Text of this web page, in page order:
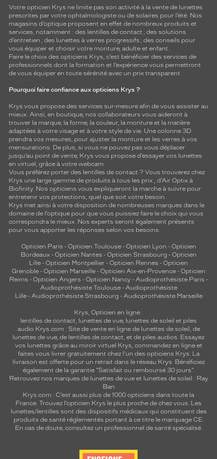
Votre opticien Krys ne limite pas son activité à la vente de lunettes
prescrites par votre ophtalmologiste ou de solaires pour l’été. Nos
magasins d’optique proposent en effet de nombreux produits et
services, notamment : des lentilles de contact ; des solutions
d’entretien ; des lunettes à verres progressifs ; des conseils pour
vous équiper et choisir votre monture, adulte et enfant.
Faire le choix des opticiens Krys, c’est bénéficier des services de
professionnels dont la formation et l’expérience vous permettront
de vous équiper en toute sérénité avec un prix transparent.
Pourquoi faire confiance aux opticiens Krys ?
Krys vous propose des services sur-mesure afin de vous assister au
mieux. Ainsi, en boutique, nos collaborateurs vous aideront à
trouver la marque, la forme, la couleur, la monture et la matière
adaptées à votre visage et à votre style de vie. Une colonne 3D
prendra vos mesures, pour ajuster la monture et les verres à vos
mensurations. De plus, si vous ne pouvez pas vous déplacer
jusqu’au point de vente, Krys vous propose d’essayer vos lunettes
en virtuel, grâce à votre webcam.
Vous préférez porter des lentilles de contact ? Vous trouverez chez
Krys une large gamme de produits à tous les prix , d’Air Optix à
Biofinity. Nos opticiens vous expliqueront la marche à suivre pour
entretenir vos protections, quel que soit votre besoin.
Krys met ainsi à votre disposition de nombreuses marques dans le
domaine de l’optique pour que vous puissiez faire le choix qui vous
correspondra le mieux. Nos experts seront également présents
pour vous apporter les réponses selon vos besoins.
Opticien Paris - Opticien Toulouse- Opticien Lyon - Opticien
Bordeaux- Opticien Nantes - Opticien Strasbourg - Opticien
Lille - Opticien Montpellier - Opticien Rennes - Opticien
Grenoble - Opticien Marseille - Opticien Aix-en-Provence - Opticien
Reims - Opticien Angers - Opticien Nancy - Audioprothésiste Paris -
Audioprothésiste Toulouse- Audioprothésiste
Lille- Audioprothésiste Strasbourg - Audioprothésiste Marseille
Krys, Opticien en ligne :
lentilles de contact, lunettes de vue, lunettes de soleil et piles
audio Krys.com : Site de vente en ligne de lunettes de soleil, de
lunettes de vue, de lentilles de contact, et de piles audios. Essayez
vos lunettes grâce au miroir virtuel Krys, commandez en ligne et
faites vous livrer gratuitement chez l'un des opticiens Krys. La
livraison est offerte pour un retrait dans le réseau Krys. Bénéficiez
également de la garantie "Satisfait ou remboursé 30 jours".
Retrouvez nos marques de lunettes de vue et lunettes de soleil : Ray
Ban
Krys.com : C’est aussi plus de 1000 opticiens dans toute la
France. Trouvez l’opticien Krys le plus proche de chez vous. Les
lunettes/lentilles sont des dispositifs médicaux qui constituent des
produits de santé réglementés portant à ce titre le marquage CE.
En cas de doute, consultez un professionnel de santé spécialisé.